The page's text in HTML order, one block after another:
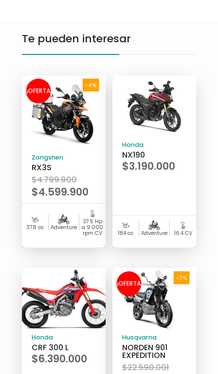
Te pueden interesar
-4%
¡OFERTA
!
Zongshen
RX3S
$4.799.900El
precio
original
era:
$4.799.900.
$4.599.900
El
precio
actual
378 cc Adventure
37.5 Hp
a 9.000
rpm CV
Honda
NX190
$3.190.000
184 cc Adventure 16.4 CV
Honda
CRF 300 L
$6.390.000
-7%
¡OFERTA
Husqvarna
NORDEN 901
EXPEDITION
$22.590.001El